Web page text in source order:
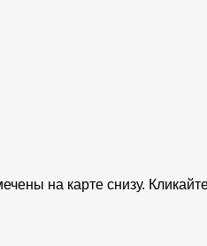
на карте снизу.